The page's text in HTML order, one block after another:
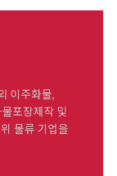
이주화물,
포장제작 및
물류 기업을